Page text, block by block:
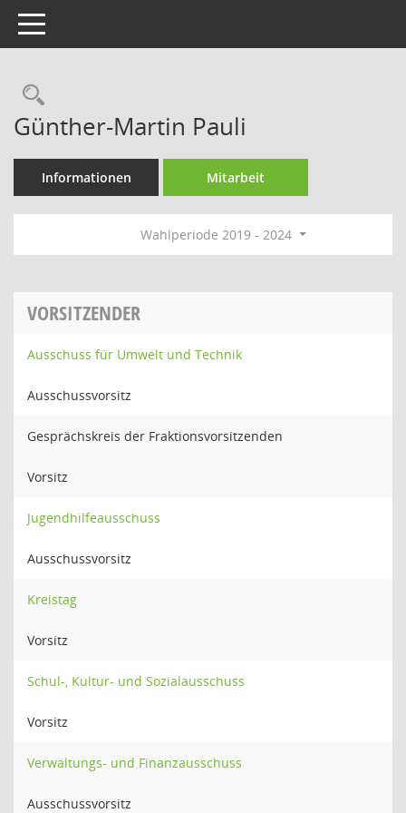
Toggle navigation
Rechercheauswahl
Günther-Martin Pauli
Informationen Mitarbeit
Wahlperiode 2019 - 2024
VORSITZENDER
Ausschuss für Umwelt und Technik
Ausschussvorsitz
Gesprächskreis der Fraktionsvorsitzenden
Vorsitz
Jugendhilfeausschuss
Ausschussvorsitz
Kreistag
Vorsitz
Schul-, Kultur- und Sozialausschuss
Vorsitz
Verwaltungs- und Finanzausschuss
Ausschussvorsitz